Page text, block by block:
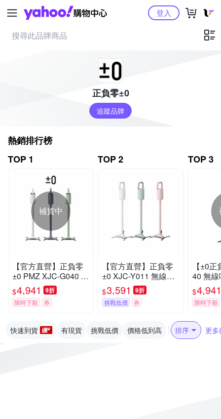
Yahoo購物中心登入
正負零±0
追蹤品牌
熱銷排行榜
TOP 1
補貨中
【官方直營】正負零
±0 PMZ XJC-G040 無
線吸塵器 白
$4,941 9折
限時下殺 券
TOP 2
【官方直營】正負零
±0 XJC-Y011 無線吸
塵器 無印美型居家詫
寂風
$3,591 9折
挑戰低價 券
TOP 3
【±0
40 無
$4,941
限時下殺
快速到貨 有現貨 挑戰低價 價格低到高 排序 更多